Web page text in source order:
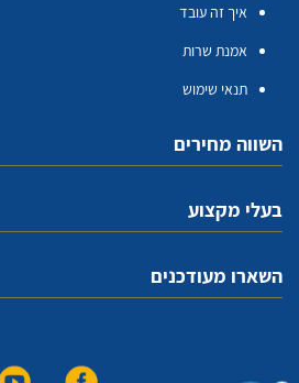
איך זה עובד
אמנת שרות
תנאי שימוש
השווה מחירים
בעלי מקצוע
השארו מעודכנים